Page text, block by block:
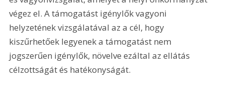
végez el. A támogatást igénylők vagyoni
helyzetének vizsgálatával az a cél, hogy
kiszűrhetőek legyenek a támogatást nem
jogszerűen igénylők, növelve ezáltal az ellátás
célzottságát és hatékonyságát.